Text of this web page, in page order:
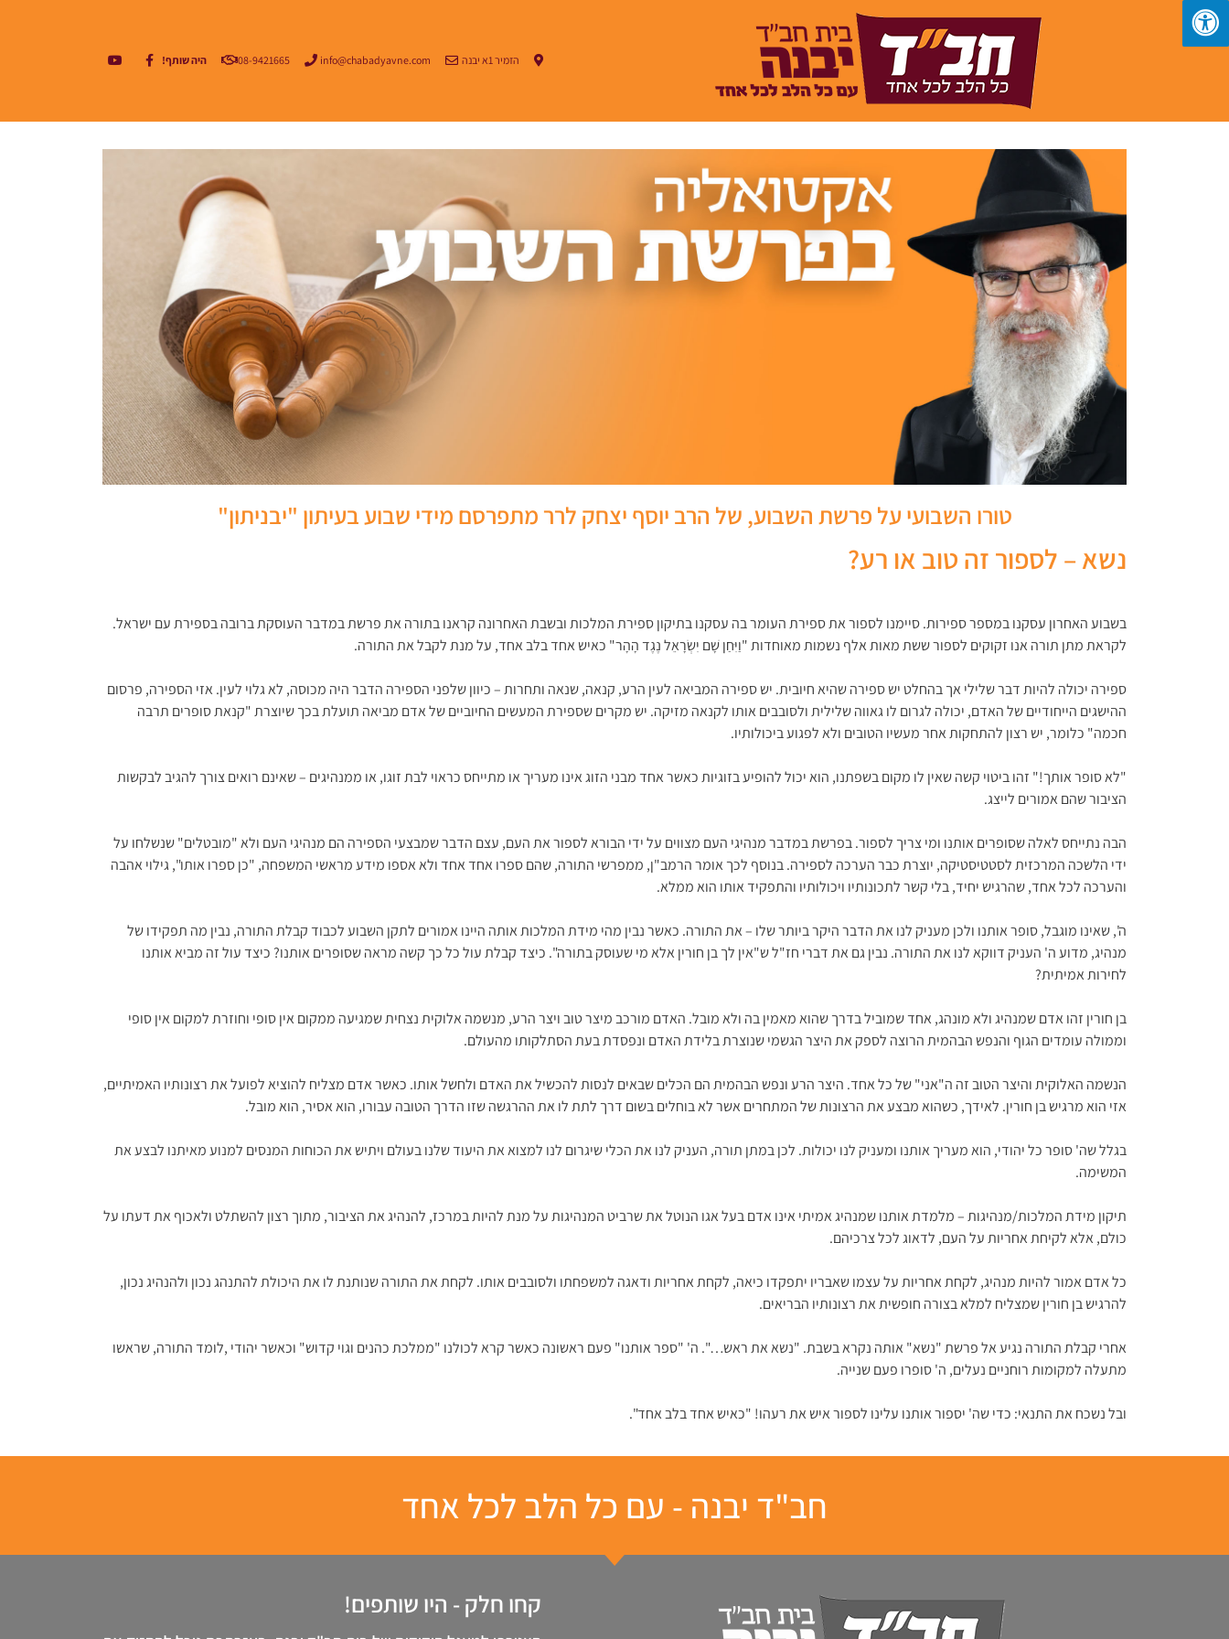
הזמיר 1א יבנה info@chabadyavne.com
08-9421665 היה שותף!
טורו השבועי על פרשת השבוע, של הרב יוסף יצחק לרר מתפרסם מידי שבוע בעיתון "יבניתון"
נשא – לספור זה טוב או רע?
בשבוע האחרון עסקנו במספר ספירות. סיימנו לספור את ספירת העומר בה עסקנו בתיקון ספירת המלכות ובשבת האחרונה קראנו בתורה את פרשת במדבר העוסקת ברובה בספירת עם ישראל.
לקראת מתן תורה אנו זקוקים לספור ששת מאות אלף נשמות מאוחדות "וַיִּחַן שָׁם יִשְׂרָאֵל נֶגֶד הָהָר" כאיש אחד בלב אחד, על מנת לקבל את התורה.
ספירה יכולה להיות דבר שלילי אך בהחלט יש ספירה שהיא חיובית. יש ספירה המביאה לעין הרע, קנאה, שנאה ותחרות – כיוון שלפני הספירה הדבר היה מכוסה, לא גלוי לעין. אזי הספירה, פרסום
ההישגים הייחודיים של האדם, יכולה לגרום לו גאווה שלילית ולסובבים אותו לקנאה מזיקה. יש מקרים שספירת המעשים החיוביים של אדם מביאה תועלת בכך שיוצרת "קנאת סופרים תרבה
חכמה" כלומר, יש רצון להתחקות אחר מעשיו הטובים ולא לפגוע ביכולותיו.
"לא סופר אותך!" זהו ביטוי קשה שאין לו מקום בשפתנו, הוא יכול להופיע בזוגיות כאשר אחד מבני הזוג אינו מעריך או מתייחס כראוי לבת זוגו, או ממנהיגים – שאינם רואים צורך להגיב לבקשות
הציבור שהם אמורים לייצג.
הבה נתייחס לאלה שסופרים אותנו ומי צריך לספור. בפרשת במדבר מנהיגי העם מצווים על ידי הבורא לספור את העם, עצם הדבר שמבצעי הספירה הם מנהיגי העם ולא "מובטלים" שנשלחו על
ידי הלשכה המרכזית לסטטיסטיקה, יוצרת כבר הערכה לספירה. בנוסף לכך אומר הרמב"ן, ממפרשי התורה, שהם ספרו אחד אחד ולא אספו מידע מראשי המשפחה, "כן ספרו אותו", גילוי אהבה
והערכה לכל אחד, שהרגיש יחיד, בלי קשר לתכונותיו ויכולותיו והתפקיד אותו הוא ממלא.
ה', שאינו מוגבל, סופר אותנו ולכן מעניק לנו את הדבר היקר ביותר שלו – את התורה. כאשר נבין מהי מידת המלכות אותה היינו אמורים לתקן השבוע לכבוד קבלת התורה, נבין מה תפקידו של
מנהיג, מדוע ה' העניק דווקא לנו את התורה. נבין גם את דברי חז"ל ש"אין לך בן חורין אלא מי שעוסק בתורה". כיצד קבלת עול כל כך קשה מראה שסופרים אותנו? כיצד עול זה מביא אותנו
לחירות אמיתית?
בן חורין זהו אדם שמנהיג ולא מונהג, אחד שמוביל בדרך שהוא מאמין בה ולא מובל. האדם מורכב מיצר טוב ויצר הרע, מנשמה אלוקית נצחית שמגיעה ממקום אין סופי וחוזרת למקום אין סופי
וממולה עומדים הגוף והנפש הבהמית הרוצה לספק את היצר הגשמי שנוצרת בלידת האדם ונפסדת בעת הסתלקותו מהעולם.
הנשמה האלוקית והיצר הטוב זה ה"אני" של כל אחד. היצר הרע ונפש הבהמית הם הכלים שבאים לנסות להכשיל את האדם ולחשל אותו. כאשר אדם מצליח להוציא לפועל את רצונותיו האמיתיים,
אזי הוא מרגיש בן חורין. לאידך, כשהוא מבצע את הרצונות של המתחרים אשר לא בוחלים בשום דרך לתת לו את ההרגשה שזו הדרך הטובה עבורו, הוא אסיר, הוא מובל.
בגלל שה' סופר כל יהודי, הוא מעריך אותנו ומעניק לנו יכולות. לכן במתן תורה, העניק לנו את הכלי שיגרום לנו למצוא את היעוד שלנו בעולם ויתיש את הכוחות המנסים למנוע מאיתנו לבצע את
המשימה.
תיקון מידת המלכות/מנהיגות – מלמדת אותנו שמנהיג אמיתי אינו אדם בעל אגו הנוטל את שרביט המנהיגות על מנת להיות במרכז, להנהיג את הציבור, מתוך רצון להשתלט ולאכוף את דעתו על
כולם, אלא לקיחת אחריות על העם, לדאוג לכל צרכיהם.
כל אדם אמור להיות מנהיג, לקחת אחריות על עצמו שאבריו יתפקדו כיאה, לקחת אחריות ודאגה למשפחתו ולסובבים אותו. לקחת את התורה שנותנת לו את היכולת להתנהג נכון ולהנהיג נכון,
להרגיש בן חורין שמצליח למלא בצורה חופשית את רצונותיו הבריאים.
אחרי קבלת התורה נגיע אל פרשת "נשא" אותה נקרא בשבת. "נשא את ראש…". ה' "ספר אותנו" פעם ראשונה כאשר קרא לכולנו "ממלכת כהנים וגוי קדוש" וכאשר יהודי ,לומד התורה, שראשו
מתעלה למקומות רוחניים נעלים, ה' סופרו פעם שנייה.
ובל נשכח את התנאי: כדי שה' יספור אותנו עלינו לספור איש את רעהו! "כאיש אחד בלב אחד".
חב"ד יבנה - עם כל הלב לכל אחד
קחו חלק - היו שותפים!